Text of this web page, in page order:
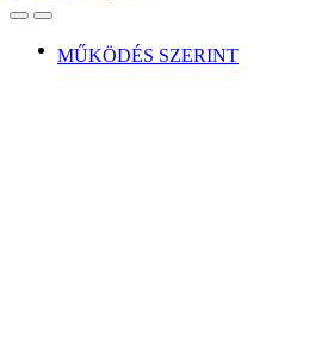
OpenClose
MŰKÖDÉS SZERINT